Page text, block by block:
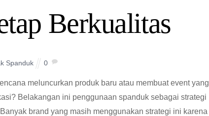
Berkualitas
Spanduk 0
meluncurkan produk baru atau membuat event yang
Belakangan ini penggunaan spanduk sebagai strategi
brand yang masih menggunakan strategi ini karena